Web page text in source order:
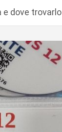
e dove trovarlo